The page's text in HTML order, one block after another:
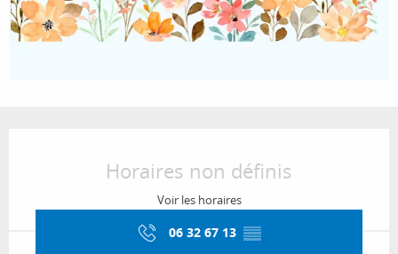
Horaires non définis
Voir les horaires
06 32 67 13 ▒▒